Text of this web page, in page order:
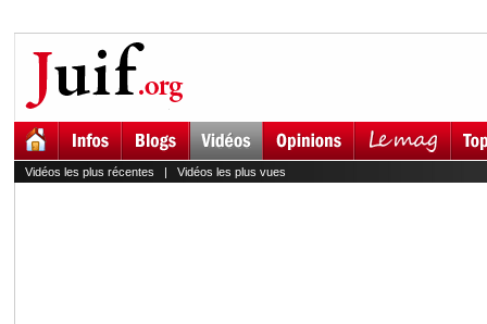
Vidéos les plus récentes | Vidéos les plus vues